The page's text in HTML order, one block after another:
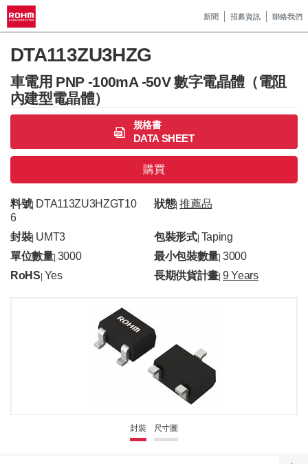
新聞 招募資訊 聯絡我們
DTA113ZU3HZG
車電用 PNP -100mA -50V 數字電晶體（電阻
內建型電晶體）
規格書
DATA SHEET
購買
料號| DTA113ZU3HZGT10
6
狀態|推薦品
封裝| UMT3 包裝形式| Taping
單位數量| 3000 最小包裝數量 |3000
RoHS Yes 長期供貨計畫 |9 Years
封裝 尺寸圖